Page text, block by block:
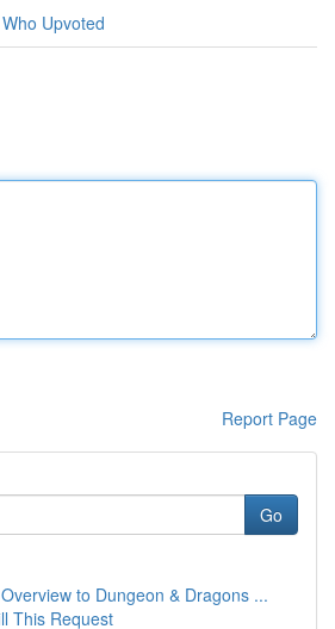
Who Upvoted
Report Page
Go
to Dungeon & Dragons ...
This Request